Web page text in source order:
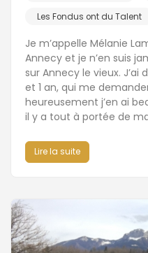
Les Fondus ont du Talent
Je m’appelle Mélanie
Annecy et je n’en suis
sur Annecy le vieux.
et 1 an, qui me
heureusement j’en ai
il y a tout à portée de
Lire la suite